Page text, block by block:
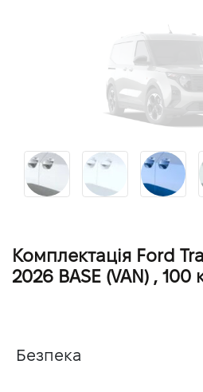
Комплектація Ford
2026 BASE (VAN) , 100
Безпека